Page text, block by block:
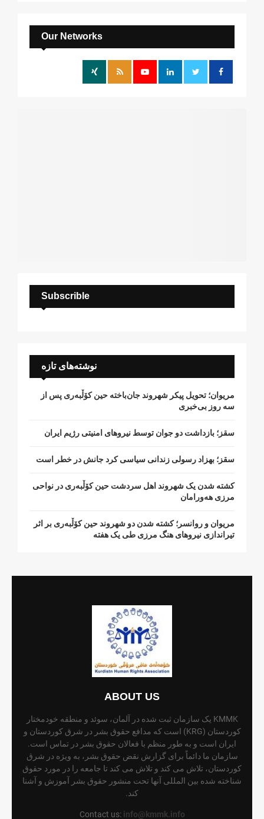
f
o
E
A
Our Networks
Subscrible
نوشته‌های تازه
مریوان؛ تحویل پیکر شهروند جان‌باخته حین کۆڵبەری پس از
سە روز بی‌خبری
سقز؛ بازداشت دو جوان توسط نیروهای امنیتی رژیم ایران
سقز؛ بهزاد رسولی زندانی سیاسی کرد جانش در خطر است
کشتە شدن یک شهروند اهل سردشت حین کۆڵبەری در نواحی
مرزی هەورامان
مریوان و روانسر؛ کشته شدن دو شهروند حین کۆڵبەری بر اثر
تیراندازی نیروهای هنگ مرزی طی یک هفته
ABOUT US
KMMK یک سازمان ثبت شده در آلمان، سوئد و منطقه خودمختار
کوردستان (KRG) است که مدافع حقوق بشر در شرق کوردستان و
ایران است و به طور منظم با فعالان حقوق بشر در تماس است.
سازمان ما دائماً برای گزارش نقض حقوق بشر، به ویژه در شرق
کوردستان، تلاش می کند و تلاش می کند تا جامعه را در مورد حقوق
شناخته شده بین المللی آنها تحت منشور حقوق بشر آموزش و آشنا
کند.
Contact us: info@kmmk.info